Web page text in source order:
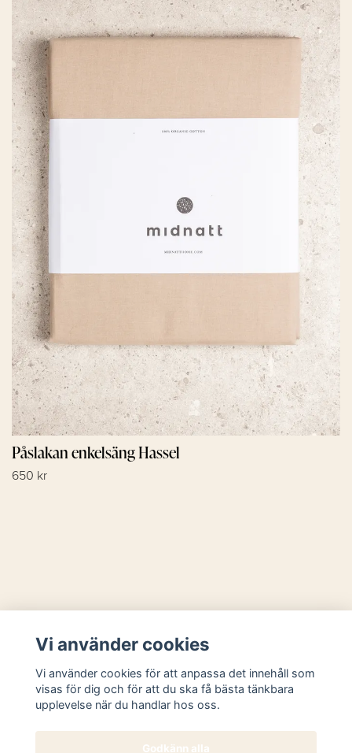
Påslakan enkelsäng Hassel
650 kr
Sociala medier
Vi använder cookies
Vi använder cookies för att anpassa det innehåll som
visas för dig och för att du ska få bästa tänkbara
upplevelse när du handlar hos oss.
Godkänn alla